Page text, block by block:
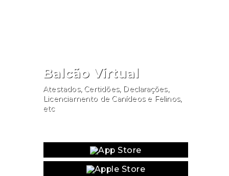
Balcão Virtual
Atestados, Certidões, Declarações,
Licenciamento de Canídeos e Felinos,
etc